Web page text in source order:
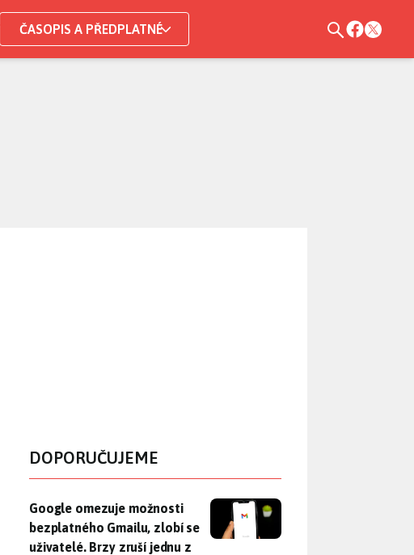
ČASOPIS A PŘEDPLATNÉ
DOPORUČUJEME
Google omezuje možnosti bezplatného Gmailu, zlobí se
Google omezuje možnosti
bezplatného Gmailu, zlobí se
uživatelé. Brzy zruší jednu z